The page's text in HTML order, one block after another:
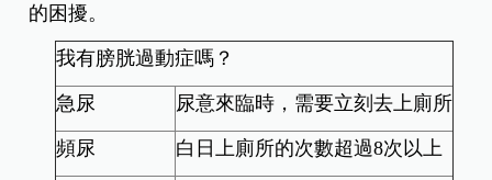
的困擾。
我有膀胱過動症嗎？
急尿 尿意來臨時，需要立刻去上廁所
頻尿 白日上廁所的次數超過8次以上